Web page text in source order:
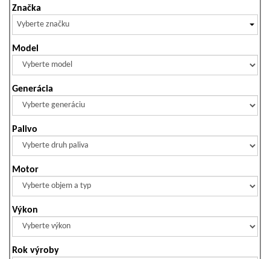
Značka
Vyberte značku
Model
Generácia
Palivo
Motor
Výkon
Rok výroby